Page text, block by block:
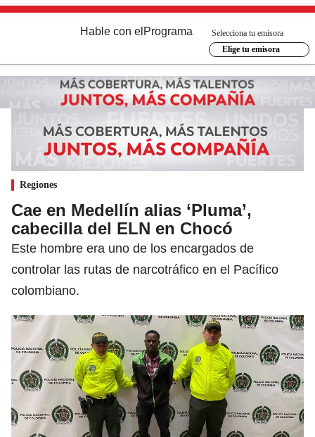
Hable con el Programa
Selecciona tu emisora
Elige tu emisora
Regiones
Cae en Medellín alias ‘Pluma’,
cabecilla del ELN en Chocó
Este hombre era uno de los encargados de
controlar las rutas de narcotráfico en el Pacífico
colombiano.